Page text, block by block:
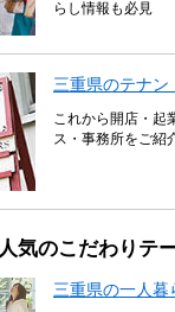
らし情報も必見
三重県のテナ
これから開店・起
ス・事務所をご紹
気のこだわりテ
三重県の一人